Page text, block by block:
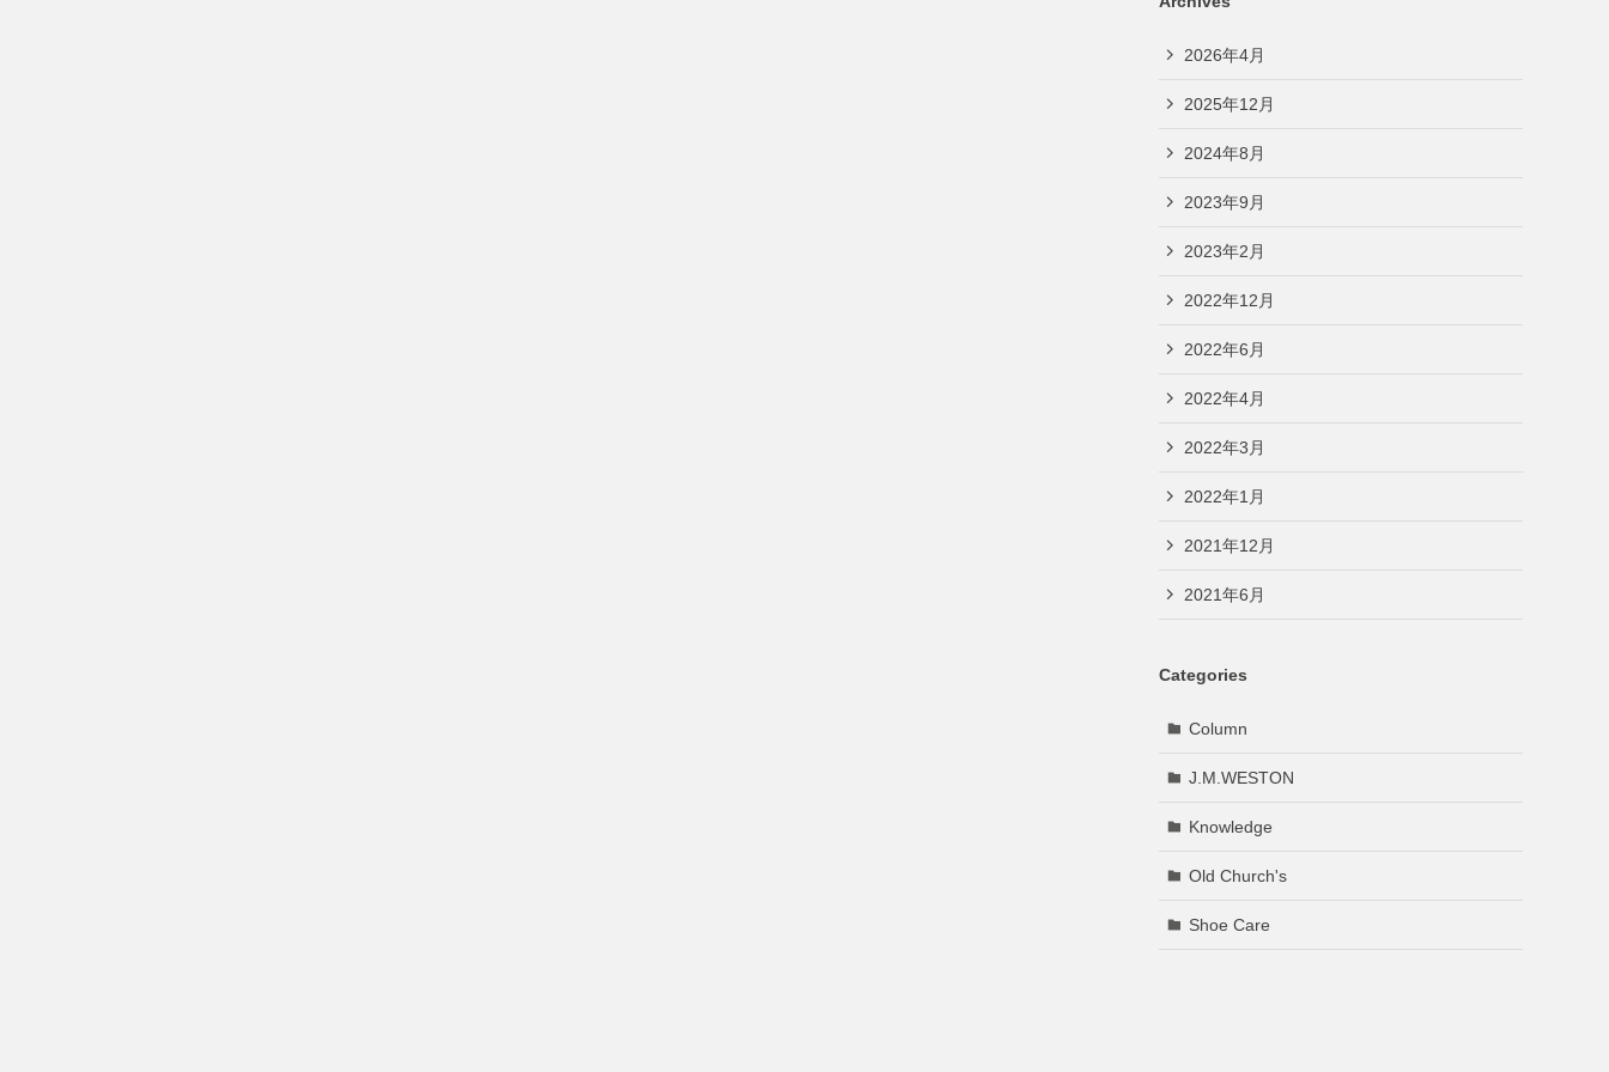
2026年4月
2025年12月
2024年8月
2023年9月
2023年2月
2022年12月
2022年6月
2022年4月
2022年3月
2022年1月
2021年12月
2021年6月
Categories
Column
J.M.WESTON
Knowledge
Old Church's
Shoe Care